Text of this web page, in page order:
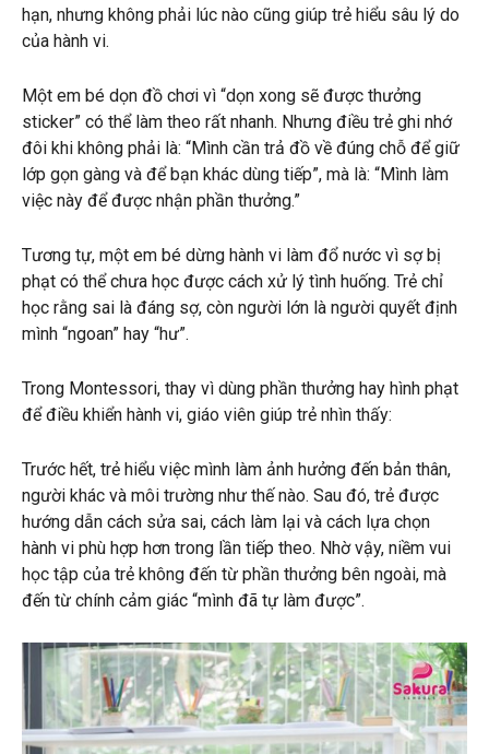
hạn, nhưng không phải lúc nào cũng giúp trẻ hiểu sâu lý do
của hành vi.
Một em bé dọn đồ chơi vì “dọn xong sẽ được thưởng
sticker” có thể làm theo rất nhanh. Nhưng điều trẻ ghi nhớ
đôi khi không phải là: “Mình cần trả đồ về đúng chỗ để giữ
lớp gọn gàng và để bạn khác dùng tiếp”, mà là: “Mình làm
việc này để được nhận phần thưởng.”
Tương tự, một em bé dừng hành vi làm đổ nước vì sợ bị
phạt có thể chưa học được cách xử lý tình huống. Trẻ chỉ
học rằng sai là đáng sợ, còn người lớn là người quyết định
mình “ngoan” hay “hư”.
Trong Montessori, thay vì dùng phần thưởng hay hình phạt
để điều khiển hành vi, giáo viên giúp trẻ nhìn thấy:
Trước hết, trẻ hiểu việc mình làm ảnh hưởng đến bản thân,
người khác và môi trường như thế nào. Sau đó, trẻ được
hướng dẫn cách sửa sai, cách làm lại và cách lựa chọn
hành vi phù hợp hơn trong lần tiếp theo. Nhờ vậy, niềm vui
học tập của trẻ không đến từ phần thưởng bên ngoài, mà
đến từ chính cảm giác “mình đã tự làm được”.